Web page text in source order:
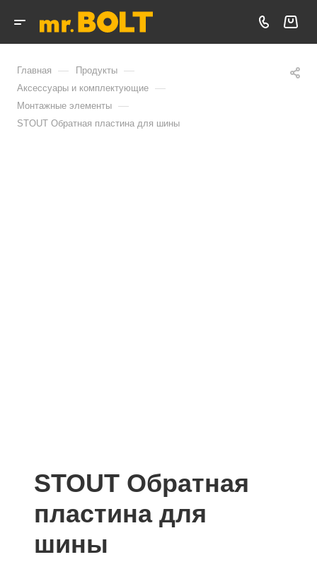
Главная — Продукты —
Аксессуары и комплектующие —
Монтажные элементы —
STOUT Обратная пластина для шины
STOUT Обратная
пластина для
шины